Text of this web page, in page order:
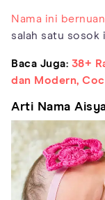
Nama ini
salah satu sosok
Baca Juga: 38+
dan Modern,
Arti Nama